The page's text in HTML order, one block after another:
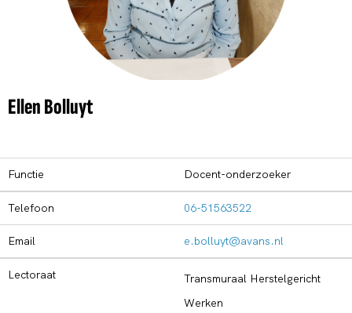
Ellen Bolluyt
Functie Docent-onderzoeker
Telefoon 06-51563522
Email e.bolluyt@avans.nl
Lectoraat
Transmuraal Herstelgericht
Werken